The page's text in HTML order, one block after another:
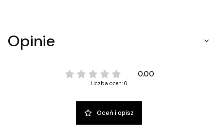
Opinie
0.00
Liczba ocen: 0
Oceń i opisz